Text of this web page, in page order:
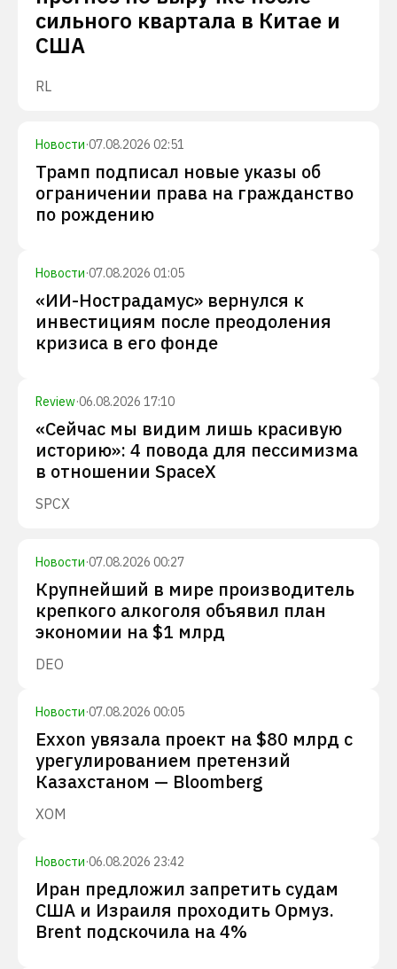
сильного квартала в Китае и
США
RL
Новости·07.08.2026 02:51
Трамп подписал новые указы об
ограничении права на гражданство
по рождению
Новости·07.08.2026 01:05
«ИИ-Нострадамус» вернулся к
инвестициям после преодоления
кризиса в его фонде
Review·06.08.2026 17:10
«Сейчас мы видим лишь красивую
историю»: 4 повода для пессимизма
в отношении SpaceX
SPCX
Новости·07.08.2026 00:27
Крупнейший в мире производитель
крепкого алкоголя объявил план
экономии на $1 млрд
DEO
Новости·07.08.2026 00:05
Exxon увязала проект на $80 млрд с
урегулированием претензий
Казахстаном — Bloomberg
XOM
Новости·06.08.2026 23:42
Иран предложил запретить судам
США и Израиля проходить Ормуз.
Brent подскочила на 4%